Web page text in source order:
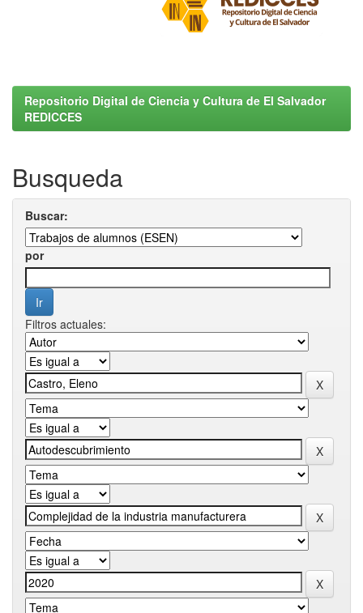
Repositorio Digital de Ciencia y Cultura de El Salvador
REDICCES
Busqueda
Buscar:
por
Filtros actuales: